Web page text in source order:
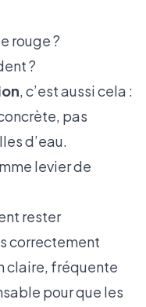
rouge ?
?
, c’est aussi cela :
pas
d’eau.
levier de
rester
correctement
claire, fréquente
pour que les